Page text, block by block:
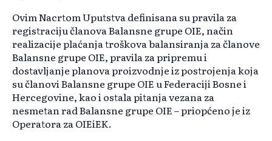
Ovim Nacrtom Uputstva definisana su pravila za
registraciju članova Balansne grupe OIE, način
realizacije plaćanja troškova balansiranja za članove
Balansne grupe OIE, pravila za pripremu i
dostavljanje planova proizvodnje iz postrojenja koja
su članovi Balansne grupe OIE u Federaciji Bosne i
Hercegovine, kao i ostala pitanja vezana za
nesmetan rad Balansne grupe OIE – priopćeno je iz
Operatora za OIEiEK.